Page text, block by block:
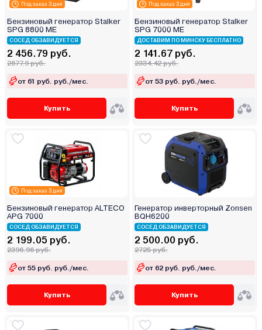
Под заказ 3 дня
Бензиновый генератор Stalker
SPG 8800 ME
СОСЕД ОБЗАВИДУЕТСЯ
2 456.79 руб.
2677.9 руб.
от 61 руб. руб./мес.
Купить
Под заказ 3 дня
Бензиновый генератор Stalker
SPG 7000 ME
ДОСТАВИМ ПО МИНСКУ БЕСПЛАТНО
2 141.67 руб.
2334.42 руб.
от 53 руб. руб./мес.
Купить
Под заказ 3 дня
Бензиновый генератор ALTECO
APG 7000
СОСЕД ОБЗАВИДУЕТСЯ
2 199.05 руб.
2396.96 руб.
от 55 руб. руб./мес.
Купить
Генератор инверторный Zonsen
BQH6200
СОСЕД ОБЗАВИДУЕТСЯ
2 500.00 руб.
2725 руб.
от 62 руб. руб./мес.
Купить